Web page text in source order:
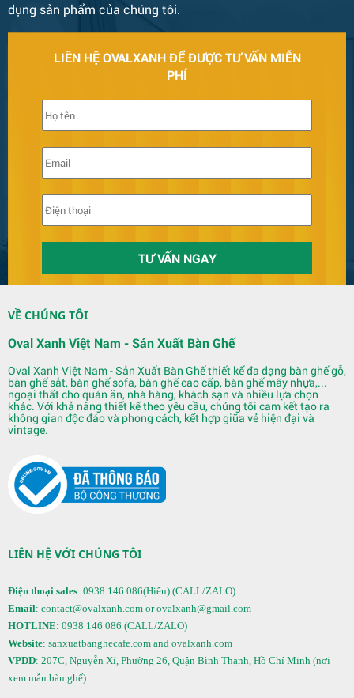
Quầy Bar 123
dụng sản phẩm của chúng tôi.
LIÊN HỆ OVALXANH ĐỂ ĐƯỢC TƯ VẤN MIỄN
PHÍ
VỀ CHÚNG TÔI
Oval Xanh Việt Nam - Sản Xuất Bàn Ghế
Oval Xanh Việt Nam - Sản Xuất Bàn Ghế thiết kế đa dạng bàn ghế gỗ,
bàn ghế sắt, bàn ghế sofa, bàn ghế cao cấp, bàn ghế mây nhựa,...
ngoại thất cho quán ăn, nhà hàng, khách sạn và nhiều lựa chọn
khác. Với khả năng thiết kế theo yêu cầu, chúng tôi cam kết tạo ra
không gian độc đáo và phong cách, kết hợp giữa vẻ hiện đại và
vintage.
LIÊN HỆ VỚI CHÚNG TÔI
Điện thoại sales: 0938 146 086(Hiếu) (CALL/ZALO).
Email: contact@ovalxanh.com or ovalxanh@gmail.com
HOTLINE: 0938 146 086 (CALL/ZALO)
Website: sanxuatbanghecafe.com and ovalxanh.com
VPDD: 207C, Nguyễn Xí, Phường 26, Quận Bình Thạnh, Hồ Chí Minh (nơi
xem mẫu bàn ghế)